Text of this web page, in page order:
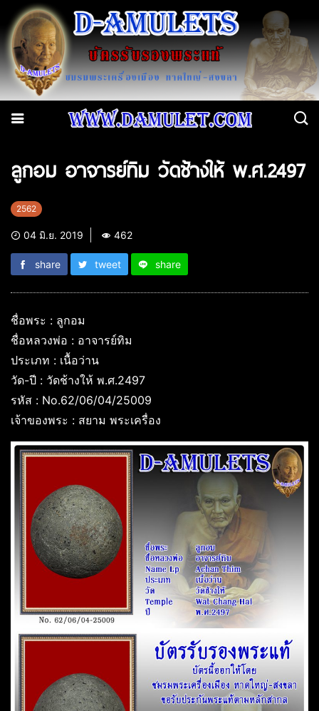
ลูกอม อาจารย์ทิม วัดช้างให้ พ.ศ.2497
2562
04 มิ.ย. 2019 462
share tweet share
ชื่อพระ : ลูกอม
ชื่อหลวงพ่อ : อาจารย์ทิม
ประเภท : เนื้อว่าน
วัด-ปี : วัดช้างให้ พ.ศ.2497
รหัส : No.62/06/04/25009
เจ้าของพระ : สยาม พระเครื่อง